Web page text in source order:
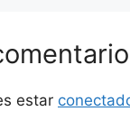
estar